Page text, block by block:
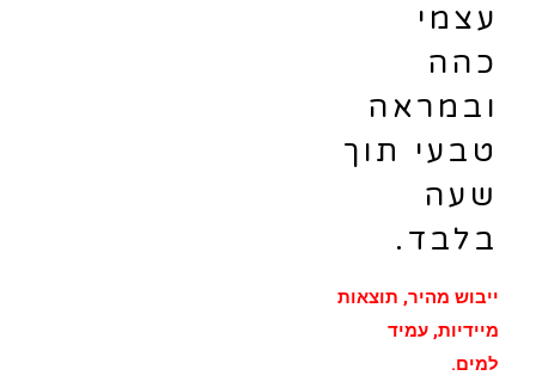
עצמי
כהה
ובמראה
טבעי תוך
שעה
בלבד.
ייבוש מהיר, תוצאות
מיידיות, עמיד
למים.